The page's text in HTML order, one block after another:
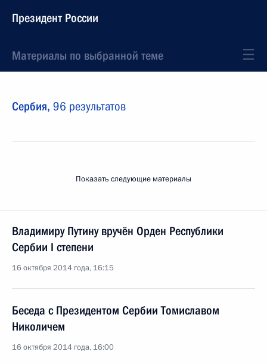
Президент России
Материалы по выбранной теме
Сербия, 96 результатов
Показать следующие материалы
Владимиру Путину вручён Орден Республики
Сербии I степени
16 октября 2014 года, 16:15
Беседа с Президентом Сербии Томиславом
Николичем
16 октября 2014 года, 16:00